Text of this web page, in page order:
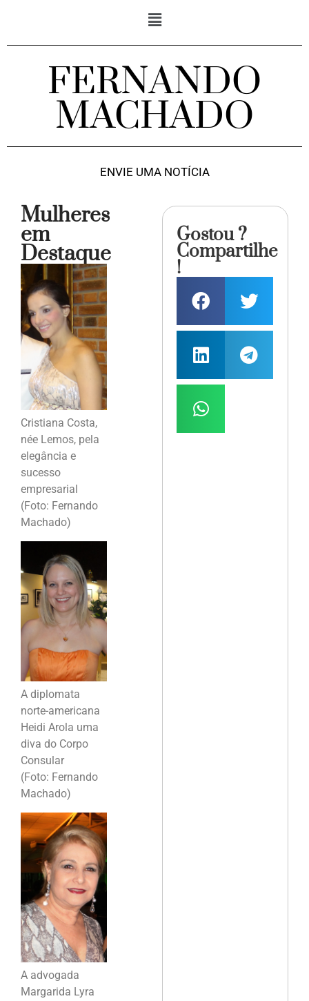
FERNANDO
MACHADO
ENVIE UMA NOTÍCIA
Mulheres
em
Destaque
Cristiana Costa,
née Lemos, pela
elegância e
sucesso
empresarial
(Foto: Fernando
Machado)
A diplomata
norte-americana
Heidi Arola uma
diva do Corpo
Consular
(Foto: Fernando
Machado)
A advogada
Margarida Lyra
Gostou ?
Compartilhe
!